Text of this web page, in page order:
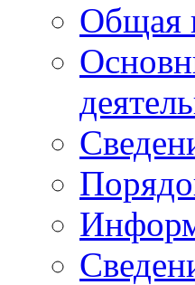
Общая